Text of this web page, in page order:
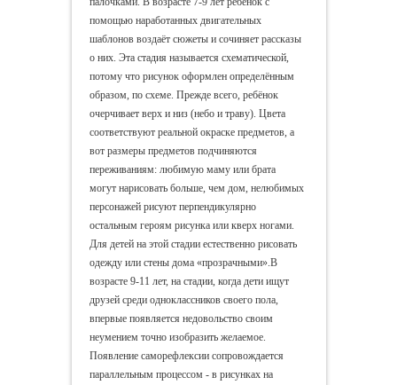
помощью наработанных двигательных
шаблонов воздаёт сюжеты и сочиняет рассказы
о них. Эта стадия называется схематической,
потому что рисунок оформлен определённым
образом, по схеме. Прежде всего, ребёнок
очерчивает верх и низ (небо и траву). Цвета
соответствуют реальной окраске предметов, а
вот размеры предметов подчиняются
переживаниям: любимую маму или брата
могут нарисовать больше, чем дом, нелюбимых
персонажей рисуют перпендикулярно
остальным героям рисунка или кверх ногами.
Для детей на этой стадии естественно рисовать
одежду или стены дома «прозрачными».В
возрасте 9-11 лет, на стадии, когда дети ищут
друзей среди одноклассников своего пола,
впервые появляется недовольство своим
неумением точно изобразить желаемое.
Появление саморефлексии сопровождается
параллельным процессом - в рисунках на